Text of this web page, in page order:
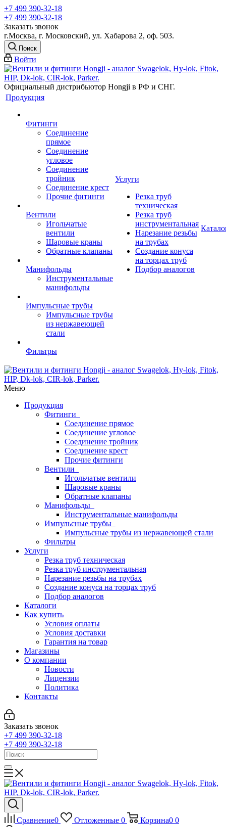
+7 499 390-32-18
+7 499 390-32-18
Заказать звонок
г.Москва, г. Московский, ул. Хабарова 2, оф. 503.
Поиск
Войти
Официальный дистрибьютор Hongji в РФ и СНГ.
Продукция
Фитинги
Соединение
прямое
Соединение
угловое
Соединение
тройник
Соединение крест
Прочие фитинги
Вентили
Игольчатые
вентили
Шаровые краны
Обратные клапаны
Манифольды
Инструментальные
манифольды
Импульсные трубы
Импульсные трубы
из нержавеющей
стали
Фильтры
Услуги
Резка труб
техническая
Резка труб
инструментальная
Нарезание резьбы
на трубах
Создание конуса
на торцах труб
Подбор аналогов
Меню
Продукция
Фитинги
Соединение прямое
Соединение угловое
Соединение тройник
Соединение крест
Прочие фитинги
Вентили
Игольчатые вентили
Шаровые краны
Обратные клапаны
Манифольды
Инструментальные манифольды
Импульсные трубы
Импульсные трубы из нержавеющей стали
Фильтры
Услуги
Резка труб техническая
Резка труб инструментальная
Нарезание резьбы на трубах
Создание конуса на торцах труб
Подбор аналогов
Каталоги
Как купить
Условия оплаты
Условия доставки
Гарантия на товар
Магазины
О компании
Новости
Лицензии
Политика
Контакты
Заказать звонок
+7 499 390-32-18
+7 499 390-32-18
Сравнение0 Отложенные 0 Корзина0 0